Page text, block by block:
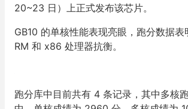
20~23 日）上正式发布该芯片。
GB10 的单核性能表现亮眼，跑分数据
RM 和 x86 处理器抗衡。
跑分库中目前共有 4 条记录，其中多核